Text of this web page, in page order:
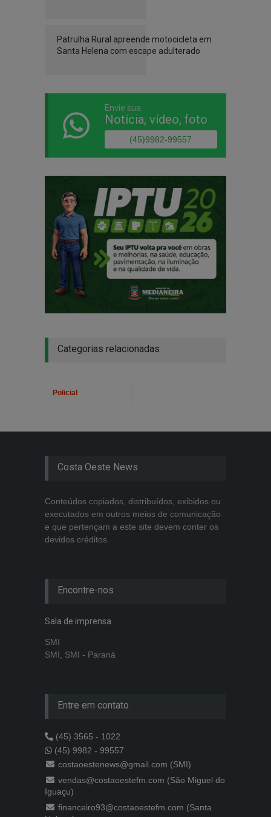
Patrulha Rural apreende motocicleta em
Santa Helena com escape adulterado
Envie sua
Notícia, vídeo, foto
(45)9982-99557
Categorias relacionadas
Policial
Costa Oeste News
Conteúdos copiados, distribuídos, exibidos ou
executados em outros meios de comunicação
e que pertençam a este site devem conter os
devidos créditos.
Encontre-nos
Sala de imprensa
SMI
SMI, SMI - Paraná
Entre em contato
(45) 3565 - 1022
(45) 9982 - 99557
costaoestenews@gmail.com (SMI)
vendas@costaoestefm.com (São Miguel do
Iguaçu)
financeiro93@costaoestefm.com (Santa